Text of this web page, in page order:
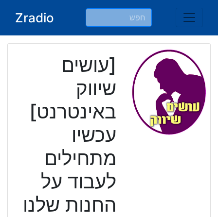
Zradio
[עושים
שיווק
באינטרנט]
עכשיו
מתחילים
לעבוד על
החנות שלנו